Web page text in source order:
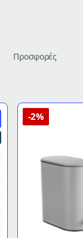
Προσφορές
-2%